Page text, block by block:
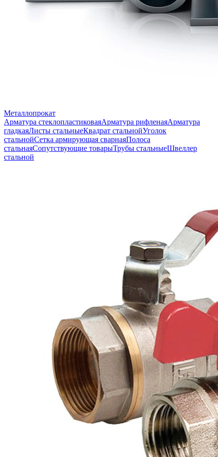
Металлопрокат
Арматура стеклопластиковаяАрматура рифленаяАрматура
гладкаяЛисты стальныеКвадрат стальнойУголок
стальнойСетка армирующая сварнаяПолоса
стальнаяСопутствующие товарыТрубы стальныеШвеллер
стальной